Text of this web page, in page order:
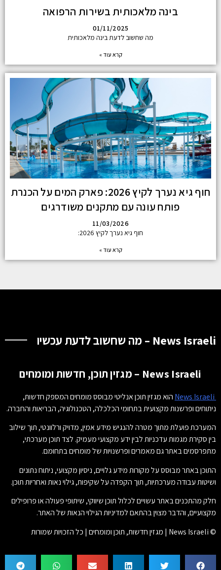
בינה מלאכותית בשירות הרפואה
01/11/2025
מה שחשוב לדעת בינה מלאכותית
קרא עוד »
חוף גיא נערך לקיץ 2026: פארק המים על הכנרת
פותח עונה עם מתקנים משודרגים
11/03/2026
חוף גיא נערך לקיץ 2026:
קרא עוד »
News Israeli – מה שחשוב לדעת עכשיו
News Israeli – מגזין תוכן, חדשות ומומחים
הוא מגזין תוכן אנליטי מבוסס מומחים המספק חדשות,
ניתוחים ופרשנות מקצועית בתחומי הכלכלה, הטכנולוגיה, הבריאות והחברה.
המערכת פועלת מתוך מטרה להנגיש מידע אמין, מדויק ורלוונטי, תוך שילוב
בין סקירת מגמות עדכניות לבין ידע מקצועי מעמיק. לצד תוכן מערכתי,
מתפרסמים באתר גם מאמרים ופרשנויות של מומחים בתחומם.
התוכן באתר מבוסס על מקורות מידע גלויים, ניסיון מקצועי, ניתוח נתונים
ושיטות עבודה מערכתיות, תוך הקפדה על שקיפות, גילוי נאות ואחריות תוכן.
חלק מהתכנים באתר עשויים לכלול תוכן שיווקי, שיתופי פעולה או פרופילים
מקצועיים, והדבר מצוין בהתאם למדיניות הגילוי הנאות של האתר.
© News Israeli | מגזין חדשות, תוכן ומומחים | כל הזכויות שמורות